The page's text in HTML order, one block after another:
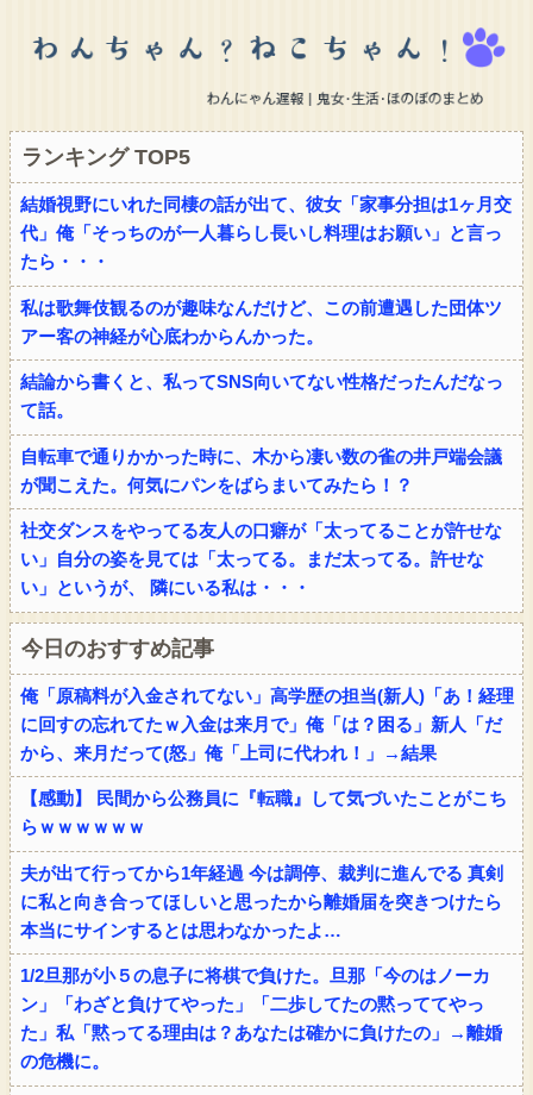
ランキング TOP5
結婚視野にいれた同棲の話が出て、彼女「家事分担は1ヶ月交
代」俺「そっちのが一人暮らし長いし料理はお願い」と言っ
たら・・・
私は歌舞伎観るのが趣味なんだけど、この前遭遇した団体ツ
アー客の神経が心底わからんかった。
結論から書くと、私ってSNS向いてない性格だったんだなっ
て話。
自転車で通りかかった時に、木から凄い数の雀の井戸端会議
が聞こえた。何気にパンをばらまいてみたら！？
社交ダンスをやってる友人の口癖が「太ってることが許せな
い」自分の姿を見ては「太ってる。まだ太ってる。許せな
い」というが、 隣にいる私は・・・
今日のおすすめ記事
俺「原稿料が入金されてない」高学歴の担当(新人)「あ！経理
に回すの忘れてたｗ入金は来月で」俺「は？困る」新人「だ
から、来月だって(怒」俺「上司に代われ！」→結果
【感動】 民間から公務員に『転職』して気づいたことがこち
らｗｗｗｗｗｗ
夫が出て行ってから1年経過 今は調停、裁判に進んでる 真剣
に私と向き合ってほしいと思ったから離婚届を突きつけたら
本当にサインするとは思わなかったよ…
1/2旦那が小５の息子に将棋で負けた。旦那「今のはノーカ
ン」「わざと負けてやった」「二歩してたの黙っててやっ
た」私「黙ってる理由は？あなたは確かに負けたの」→離婚
の危機に。